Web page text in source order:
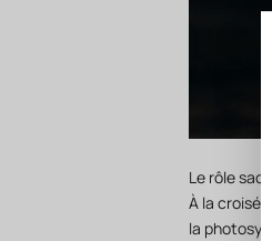
Le rôle
À la
la